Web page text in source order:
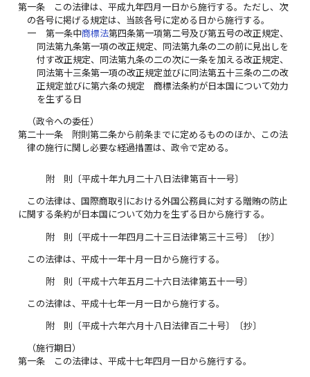
第一条
この法律は、平成九年四月一日から施行する。ただし、次
の各号に掲げる規定は、当該各号に定める日から施行する。
一
第一条中商標法第四条第一項第二号及び第五号の改正規定、
同法第九条第一項の改正規定、同法第九条の二の前に見出しを
付す改正規定、同法第九条の二の次に一条を加える改正規定、
同法第十三条第一項の改正規定並びに同法第五十三条の二の改
正規定並びに第六条の規定 商標法条約が日本国について効力
を生ずる日
（政令への委任）
第二十一条
附則第二条から前条までに定めるもののほか、この法
律の施行に関し必要な経過措置は、政令で定める。
附 則〔平成十年九月二十八日法律第百十一号〕
この法律は、国際商取引における外国公務員に対する贈賄の防止
に関する条約が日本国について効力を生ずる日から施行する。
附 則〔平成十一年四月二十三日法律第三十三号〕〔抄〕
この法律は、平成十一年十月一日から施行する。
附 則〔平成十六年五月二十六日法律第五十一号〕
この法律は、平成十七年一月一日から施行する。
附 則〔平成十六年六月十八日法律百二十号〕〔抄〕
（施行期日）
第一条
この法律は、平成十七年四月一日から施行する。